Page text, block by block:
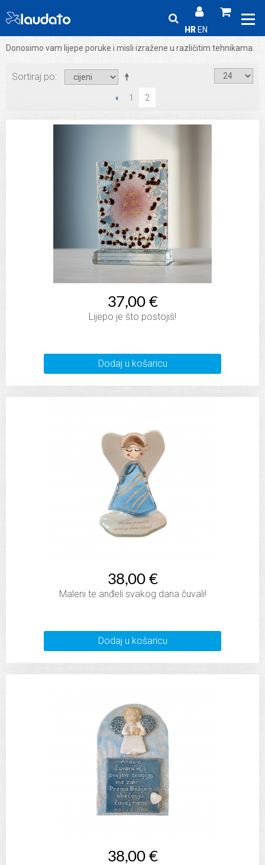
HR EN
Donosimo vam lijepe poruke i misli izražene u različitim tehnikama.
Sortiraj po
PRETHODNI
1 2
37,00 €
Lijepo je što postojiš!
Dodaj u košaricu
38,00 €
Maleni te anđeli svakog dana čuvali!
Dodaj u košaricu
38,00 €